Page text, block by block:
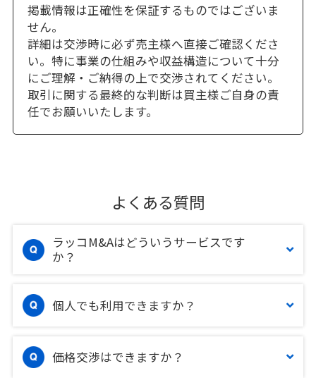
掲載情報は正確性を保証するものではございま
せん。
詳細は交渉時に必ず売主様へ直接ご確認くださ
い。特に事業の仕組みや収益構造について十分
にご理解・ご納得の上で交渉されてください。
取引に関する最終的な判断は買主様ご自身の責
任でお願いいたします。
よくある質問
ラッコM&Aはどういうサービスです
か？
個人でも利用できますか？
価格交渉はできますか？